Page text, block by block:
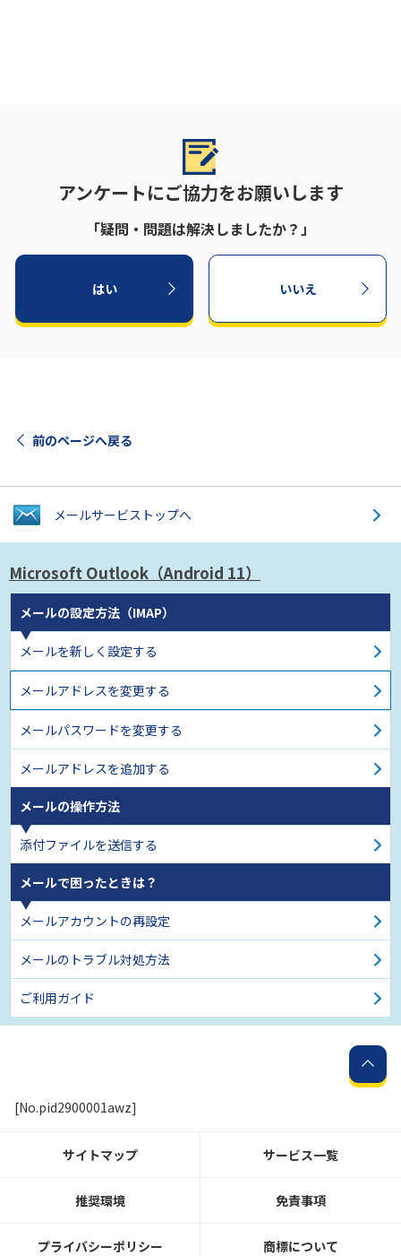
アンケートにご協力をお願いします
「疑問・問題は解決しましたか？」
はい いいえ
前のページへ戻る
メールサービス トップへ
Microsoft Outlook （Android 11）
メールの設定方法（IMAP）
メールを新しく設定する
メールアドレスを変更する
メールパスワードを変更する
メールアドレスを追加する
メールの操作方法
添付ファイルを送信する
メールで困ったときは？
メールアカウントの再設定
メールのトラブル対処方法
ご利用ガイド
[No.pid2900001awz]
サイトマップ サービス一覧
推奨環境 免責事項
プライバシーポリシー 商標について